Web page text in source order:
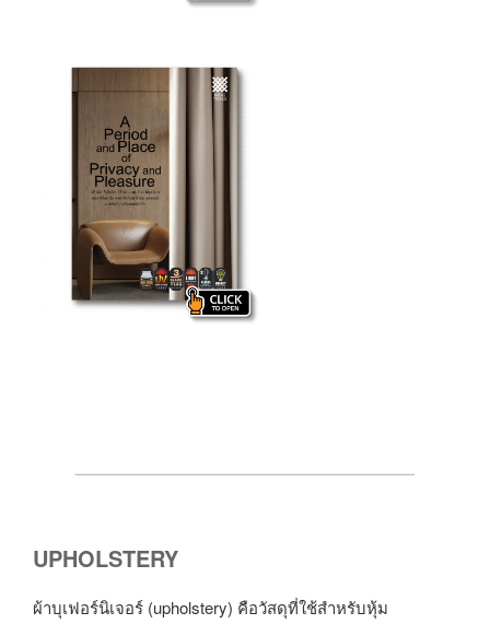
UPHOLSTERY
ผ้าบุเฟอร์นิเจอร์ (upholstery) คือวัสดุที่ใช้สำหรับหุ้ม